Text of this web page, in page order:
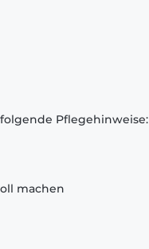
Pflegehinweise:
machen